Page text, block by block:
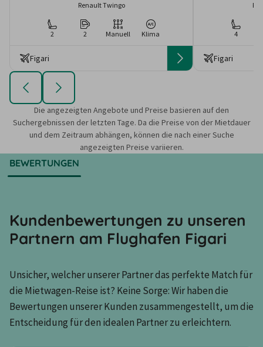
Renault Twingo
2 2 Manuell Klima
Figari
4
Figari
Die angezeigten Angebote und Preise basieren auf den
Suchergebnissen der letzten Tage. Da die Preise von der Mietdauer
und dem Zeitraum abhängen, können die nach einer Suche
angezeigten Preise variieren.
BEWERTUNGEN
Kundenbewertungen zu unseren
Partnern am Flughafen Figari
Unsicher, welcher unserer Partner das perfekte Match für
die Mietwagen-Reise ist? Keine Sorge: Wir haben die
Bewertungen unserer Kunden zusammengestellt, um die
Entscheidung für den idealen Partner zu erleichtern.